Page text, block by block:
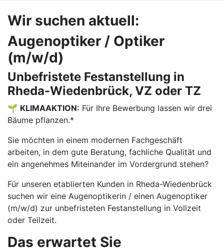
Wir suchen aktuell:
Augenoptiker / Optiker
(m/w/d)
Unbefristete Festanstellung in
Rheda-Wiedenbrück, VZ oder TZ
🌱 KLIMAAKTION: Für Ihre Bewerbung lassen wir drei
Bäume pflanzen.*
Sie möchten in einem modernen Fachgeschäft
arbeiten, in dem gute Beratung, fachliche Qualität und
ein angenehmes Miteinander im Vordergrund stehen?
Für unseren etablierten Kunden in Rheda-Wiedenbrück
suchen wir eine Augenoptikerin / einen Augenoptiker
(m/w/d) zur unbefristeten Festanstellung in Vollzeit
oder Teilzeit.
Das erwartet Sie